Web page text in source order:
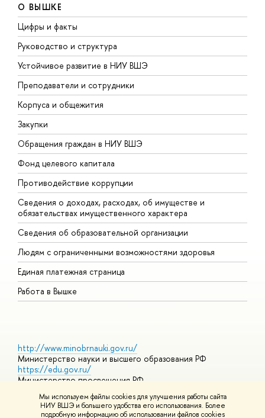
Мы используем файлы cookies для улучшения работы сайта
НИУ ВШЭ и большего удобства его использования. Более
подробную информацию об использовании файлов cookies
О ВЫШКЕ
Цифры и факты
Руководство и структура
Устойчивое развитие в НИУ ВШЭ
Преподаватели и сотрудники
Корпуса и общежития
Закупки
Обращения граждан в НИУ ВШЭ
Фонд целевого капитала
Противодействие коррупции
Сведения о доходах, расходах, об имуществе и
обязательствах имущественного характера
Сведения об образовательной организации
Людям с ограниченными возможностями здоровья
Единая платежная страница
Работа в Вышке
http://www.minobrnauki.gov.ru/
Министерство науки и высшего образования РФ
https://edu.gov.ru/
Министерство просвещения РФ
Массовые открытые онлайн-курсы